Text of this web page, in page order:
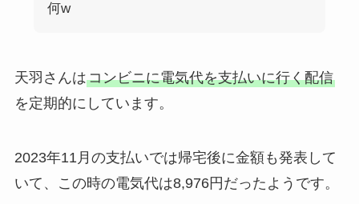
何w
天羽さんはコンビニに電気代を支払いに行く配信
を定期的にしています。
2023年11月の支払いでは帰宅後に金額も発表して
いて、この時の電気代は8,976円だったようです。